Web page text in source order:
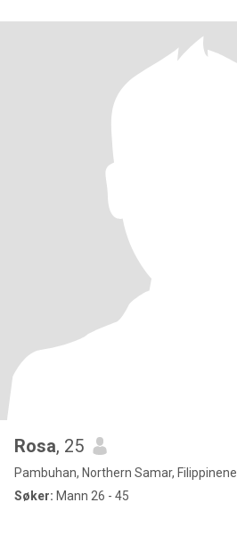
Rosa, 25
Pambuhan, Northern Samar, Filippinene
Søker: Mann 26 - 45